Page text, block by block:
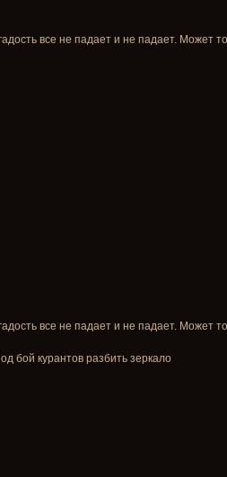
все не падает и не падает. Может
все не падает и не падает. Может
бой курантов разбить зеркало